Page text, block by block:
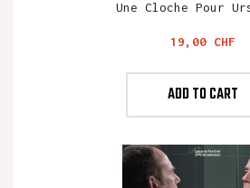
Une Cloche Pour
Preis
19,00 CHF
ADD TO CART